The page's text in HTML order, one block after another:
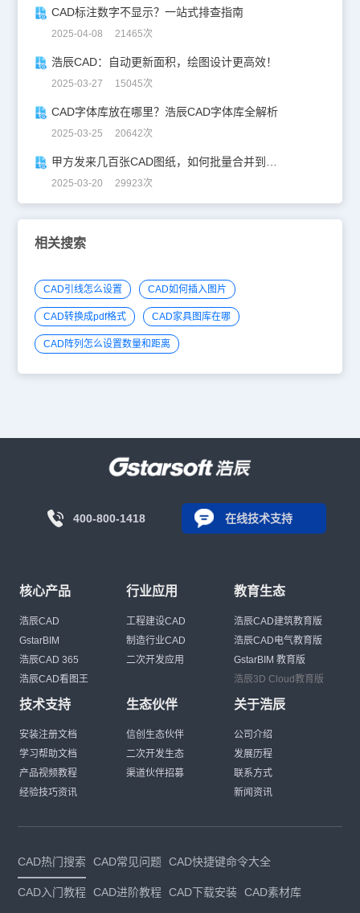
CAD标注数字不显示？一站式排查指南
2025-04-08 21465次
浩辰CAD：自动更新面积，绘图设计更高效！
2025-03-27 15045次
CAD字体库放在哪里？浩辰CAD字体库全解析
2025-03-25 20642次
甲方发来几百张CAD图纸，如何批量合并到一张设计图中？
2025-03-20 29923次
相关搜索
CAD引线怎么设置 CAD如何插入图片
CAD转换成pdf格式 CAD家具图库在哪
CAD阵列怎么设置数量和距离
400-800-1418 在线技术支持
核心产品
浩辰CAD
GstarBIM
浩辰CAD 365
浩辰CAD看图王
行业应用
工程建设CAD
制造行业CAD
二次开发应用
教育生态
浩辰CAD建筑教育版
浩辰CAD电气教育版
GstarBIM 教育版
浩辰3D Cloud教育版
技术支持
安装注册文档
学习帮助文档
产品视频教程
经验技巧资讯
生态伙伴
信创生态伙伴
二次开发生态
渠道伙伴招募
关于浩辰
公司介绍
发展历程
联系方式
新闻资讯
CAD热门搜索 CAD常见问题 CAD快捷键命令大全
CAD入门教程 CAD进阶教程 CAD下载安装 CAD素材库